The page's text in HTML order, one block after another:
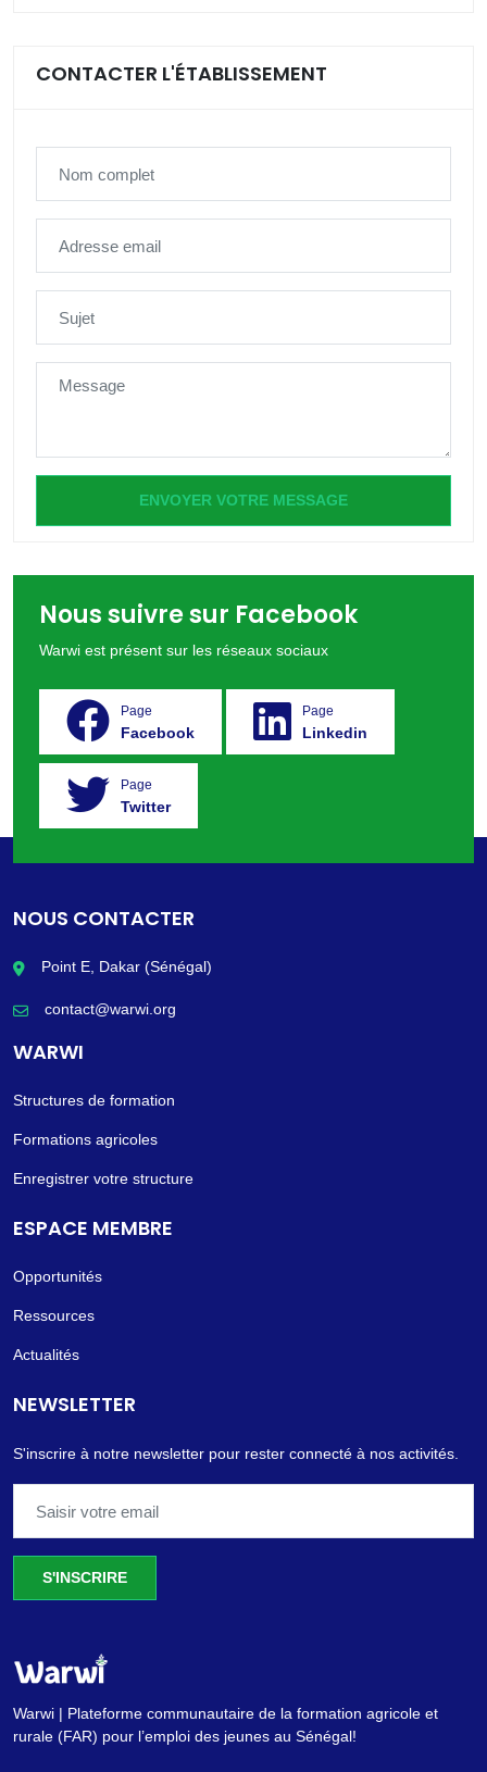
CONTACTER L'ÉTABLISSEMENT
ENVOYER VOTRE MESSAGE
Nous suivre sur Facebook
Warwi est présent sur les réseaux sociaux
Page
Facebook
Page
Linkedin
Page
Twitter
NOUS CONTACTER
Point E, Dakar (Sénégal)
contact@warwi.org
WARWI
Structures de formation
Formations agricoles
Enregistrer votre structure
ESPACE MEMBRE
Opportunités
Ressources
Actualités
NEWSLETTER
S'inscrire à notre newsletter pour rester connecté à nos activités.
S'INSCRIRE
Warwi | Plateforme communautaire de la formation agricole et
rurale (FAR) pour l’emploi des jeunes au Sénégal!